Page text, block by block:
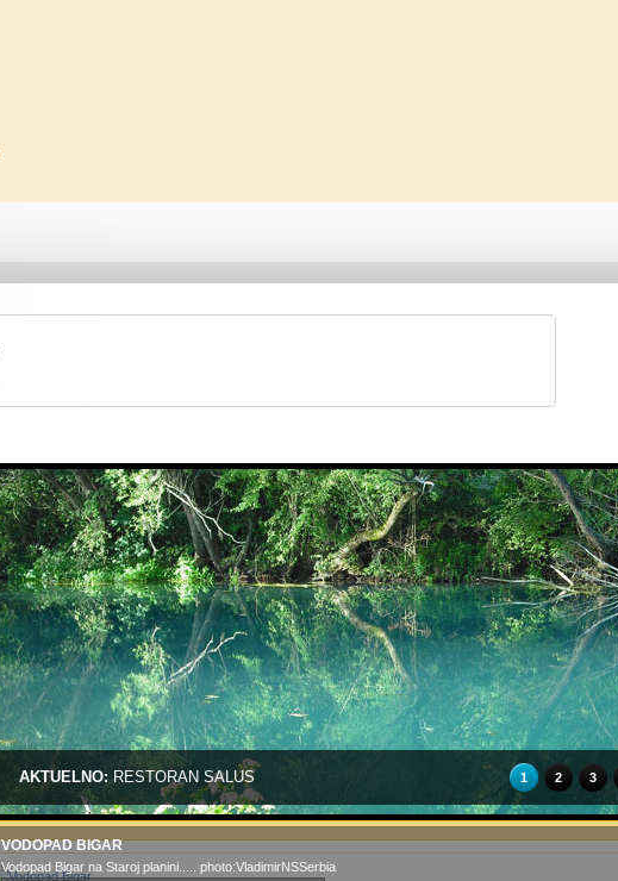
AKTUELNO:RESTORAN SALUS 1 2 3
VODOPAD BIGAR
Vodopad Bigar na Staroj planini..... photo:VladimirNSSerbia